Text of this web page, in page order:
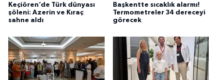
Keçiören’de Türk dünyası
şöleni: Azerin ve Kıraç
sahne aldı
Başkentte sıcaklık alarmı!
Termometreler 34 dereceyi
görecek